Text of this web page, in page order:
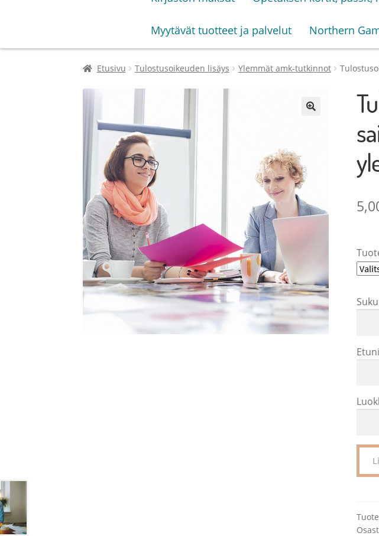
Myytävät tuotteet ja palvelut Northern
Etusivu Tulostusoikeuden lisäys Ylemmät amk-tutkinnot